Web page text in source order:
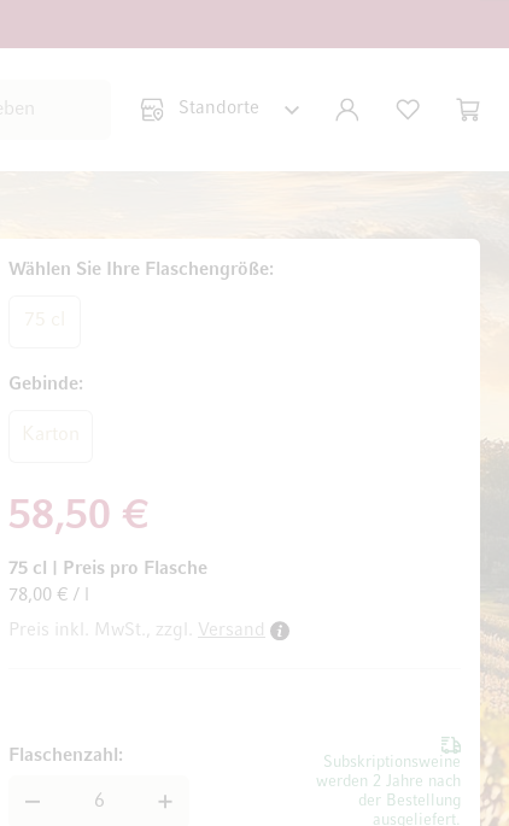
KONTO WUNSCHLISTE
Wählen Sie Ihre Flaschengröße
Gebinde
58,50 €
75 cl
Preis pro Flasche
78,00 € / l
Preis inkl. MwSt., zzgl. Versand
Subskriptionsweine
werden 2 Jahre nach
der Bestellung
ausgeliefert.
Flaschenzahl
springen